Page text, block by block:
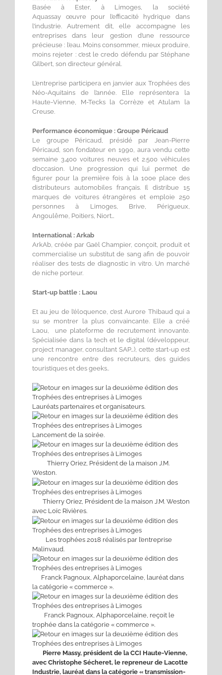
Basée à Ester, à Limoges, la société
Aquassay œuvre pour l’efficacité hydrique dans
l’industrie. Autrement dit, elle accompagne les
entreprises dans leur gestion d’une ressource
précieuse : l’eau. Moins consommer, mieux produire,
moins rejeter : c’est le credo défendu par Stéphane
Gilbert, son directeur général.
L’entreprise participera en janvier aux Trophées des
Néo-Aquitains de l’année. Elle représentera la
Haute-Vienne, M-Tecks la Corrèze et Atulam la
Creuse.
Performance économique : Groupe Péricaud
Le groupe Péricaud, présidé par Jean-Pierre
Péricaud, son fondateur en 1990, aura vendu cette
semaine 3.400 voitures neuves et 2.500 véhicules
d’occasion. Une progression qui lui permet de
figurer pour la première fois à la 100e place des
distributeurs automobiles français. Il distribue 15
marques de voitures étrangères et emploie 250
personnes à Limoges, Brive, Périgueux,
Angoulême, Poitiers, Niort…
International : Arkab
ArkAb, créée par Gaël Champier, conçoit, produit et
commercialise un substitut de sang afin de pouvoir
réaliser des tests de diagnostic in vitro. Un marché
de niche porteur.
Start-up battle : Laou
Et au jeu de l’éloquence, c’est Aurore Thibaud qui a
su se montrer la plus convaincante. Elle a créé
Laou, une plateforme de recrutement innovante.
Spécialisée dans la tech et le digital (développeur,
project manager, consultant SAP…), cette start-up est
une rencontre entre des recruteurs, des guides
touristiques et des geeks..
Lauréats partenaires et organisateurs.
Lancement de la soirée.
Thierry Oriez, Président de la maison J.M.
Weston.
Thierry Oriez, Président de la maison J.M. Weston
avec Loïc Rivières.
Les trophées 2018 réalisés par l’entreprise
Malinvaud.
Franck Pagnoux, Alphaporcelaine, lauréat dans
la catégorie « commerce ».
Franck Pagnoux, Alphaporcelaine, reçoit le
trophée dans la catégorie « commerce ».
Pierre Massy, président de la CCI Haute-Vienne,
avec Christophe Sécheret, le repreneur de Lacotte
Industrie, lauréat dans la catégorie « transmission-